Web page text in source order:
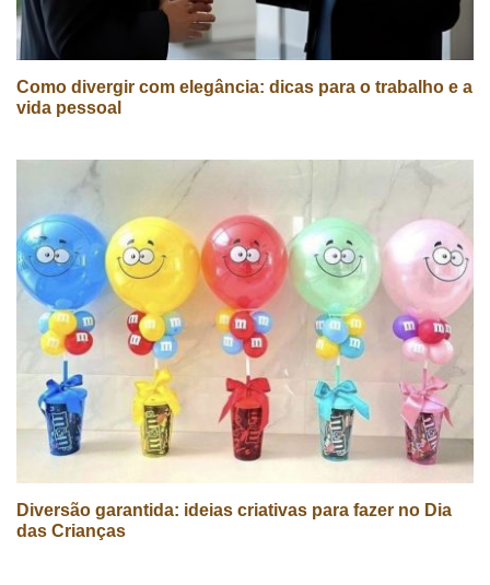
Como divergir com elegância: dicas para o trabalho e a
vida pessoal
Diversão garantida: ideias criativas para fazer no Dia
das Crianças